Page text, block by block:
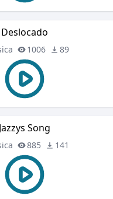
Deslocado
1006 89
Jazzys Song
885 141